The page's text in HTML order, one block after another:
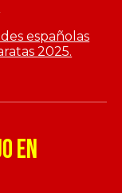
españolas
2025.
en